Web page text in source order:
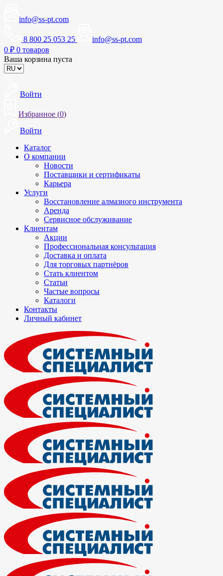
info@ss-pt.com
8 800 25 053 25
info@ss-pt.com
0 ₽ 0 товаров
Ваша корзина пуста
Войти
Избранное (0)
Войти
Каталог
О компании
Новости
Поставщики и сертификаты
Карьера
Услуги
Восстановление алмазного инструмента
Аренда
Сервисное обслуживание
Клиентам
Акции
Профессиональная консультация
Доставка и оплата
Для торговых партнёров
Стать клиентом
Статьи
Частые вопросы
Каталоги
Контакты
Личный кабинет